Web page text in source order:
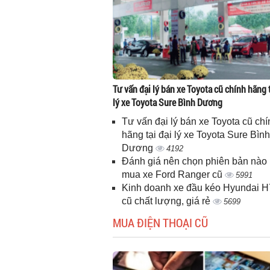
Tư vấn đại lý bán xe Toyota cũ chính hãng
lý xe Toyota Sure Bình Dương
Tư vấn đại lý bán xe Toyota cũ
hãng tại đại lý xe Toyota Sure Bình
Dương
4192
Đánh giá nên chọn phiên bản nào
mua xe Ford Ranger cũ
5991
Kinh doanh xe đầu kéo Hyundai
cũ chất lượng, giá rẻ
5699
MUA ĐIỆN THOẠI CŨ